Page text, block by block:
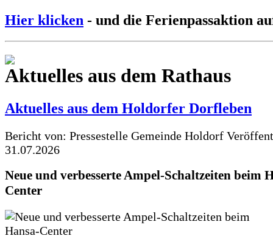
Hier klicken - und die Ferienpassaktion
Aktuelles aus dem Rathaus
Aktuelles aus dem Holdorfer Dorfleben
Bericht von: Pressestelle Gemeinde Holdorf
31.07.2026
Neue und verbesserte Ampel-Schaltzeiten beim
Center